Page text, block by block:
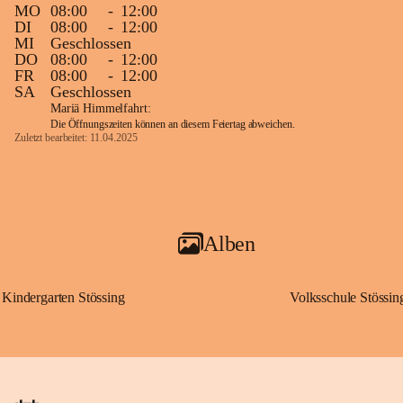
MO 08:00 - 12:00
DI
08:00 - 12:00
MI
Geschlossen
DO
08:00 - 12:00
FR
08:00 - 12:00
SA
Geschlossen
Mariä Himmelfahrt:
Die Öffnungszeiten können an diesem Feiertag abweichen.
Zuletzt bearbeitet: 11.04.2025
Alben
Kindergarten Stössing Volksschule